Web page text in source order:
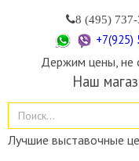
8 (495)
+7(925)
Держим цены, не
Наш
Лучшие выставочные